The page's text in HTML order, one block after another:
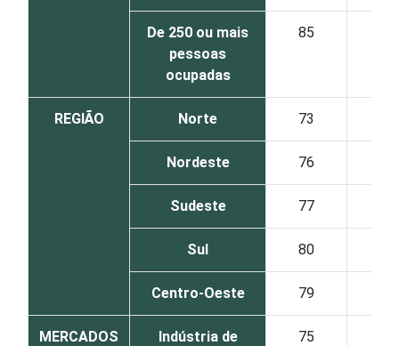
De 250 ou mais
pessoas
ocupadas
85
REGIÃO Norte 73
Nordeste 76
Sudeste 77
Sul 80
Centro-Oeste 79
MERCADOS
Indústria de
75